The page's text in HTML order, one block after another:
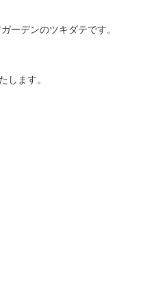
ーデンのツキダテです。
します。